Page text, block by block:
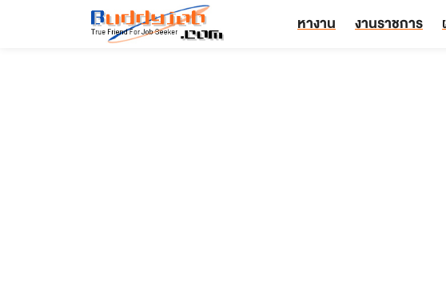
หางาน งานราชการ